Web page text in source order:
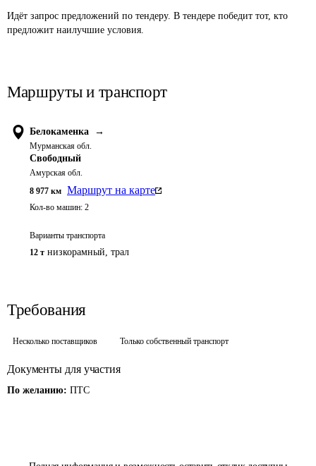
Идёт запрос предложений по тендеру. В тендере победит тот, кто
предложит наилучшие условия.
Маршруты и транспорт
Белокаменка →
Мурманская обл.
Свободный
Амурская обл.
8 977 км Маршрут на карте
Кол-во машин: 2
Варианты транспорта
12 т низкорамный, трал
Требования
Несколько поставщиков Только собственный транспорт
Документы для участия
По желанию: ПТС